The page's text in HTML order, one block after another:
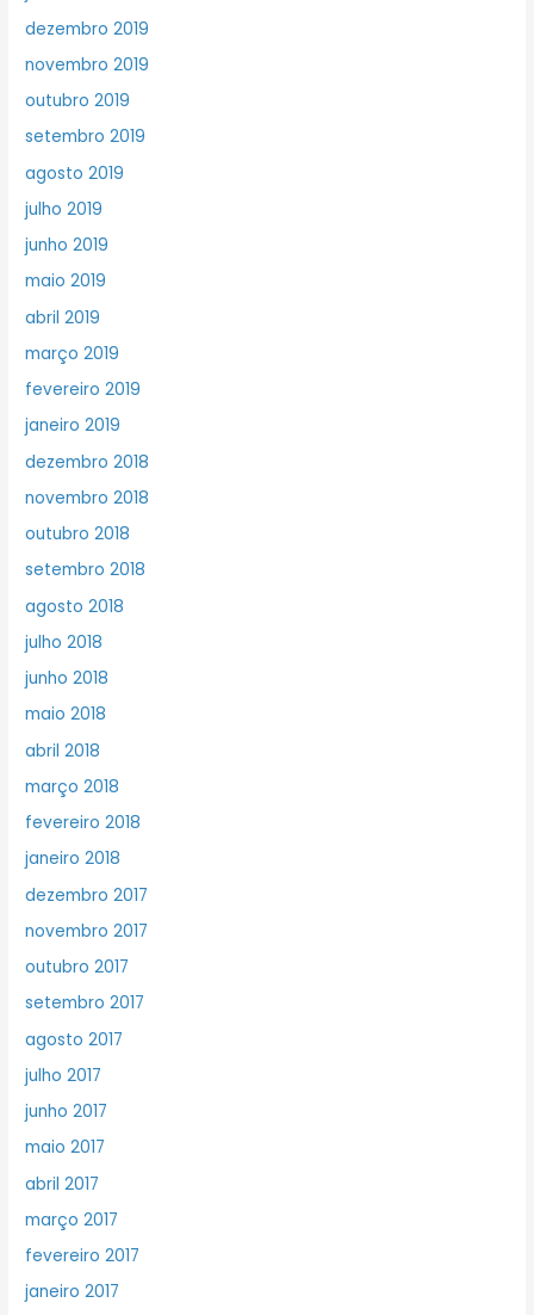
dezembro 2019
novembro 2019
outubro 2019
setembro 2019
agosto 2019
julho 2019
junho 2019
maio 2019
abril 2019
março 2019
fevereiro 2019
janeiro 2019
dezembro 2018
novembro 2018
outubro 2018
setembro 2018
agosto 2018
julho 2018
junho 2018
maio 2018
abril 2018
março 2018
fevereiro 2018
janeiro 2018
dezembro 2017
novembro 2017
outubro 2017
setembro 2017
agosto 2017
julho 2017
junho 2017
maio 2017
abril 2017
março 2017
fevereiro 2017
janeiro 2017